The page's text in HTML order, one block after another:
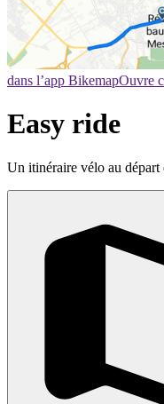
dans l’app BikemapOuvre
Easy ride
Un itinéraire vélo au départ